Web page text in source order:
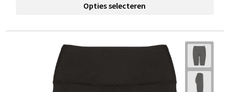
Opties selecteren